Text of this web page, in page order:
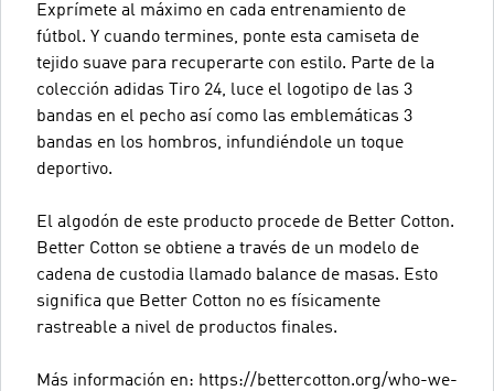
Exprímete al máximo en cada entrenamiento de
fútbol. Y cuando termines, ponte esta camiseta de
tejido suave para recuperarte con estilo. Parte de la
colección adidas Tiro 24, luce el logotipo de las 3
bandas en el pecho así como las emblemáticas 3
bandas en los hombros, infundiéndole un toque
deportivo.
El algodón de este producto procede de Better Cotton.
Better Cotton se obtiene a través de un modelo de
cadena de custodia llamado balance de masas. Esto
significa que Better Cotton no es físicamente
rastreable a nivel de productos finales.
Más información en: https://bettercotton.org/who-we-